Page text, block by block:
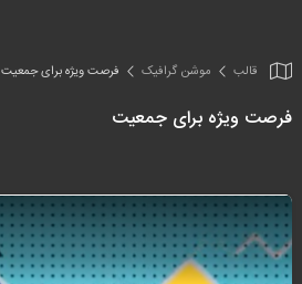
قالب موشن گرافیک فرصت ویژه برای جمعیت
فرصت ویژه برای جمعیت